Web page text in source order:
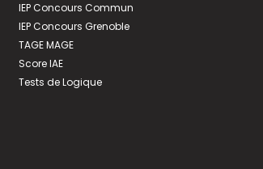
IEP Concours Commun
IEP Concours Grenoble
TAGE MAGE
Score IAE
Tests de Logique